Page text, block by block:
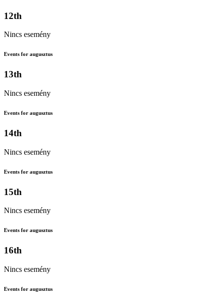
12th
Nincs esemény
Events for augusztus
13th
Nincs esemény
Events for augusztus
14th
Nincs esemény
Events for augusztus
15th
Nincs esemény
Events for augusztus
16th
Nincs esemény
Events for augusztus